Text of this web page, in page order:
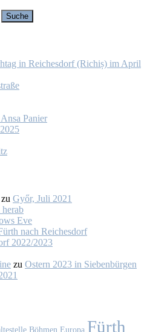
in Rei­ches­dorf (Ri­chiș) im April
Pa­nier
zu Győr, Ju­li 2021
Eve
nach Rei­ches­dorf
2022/2023
zu Os­tern 2023 in Sie­ben­bür­gen
Böhmen Europa Fürth